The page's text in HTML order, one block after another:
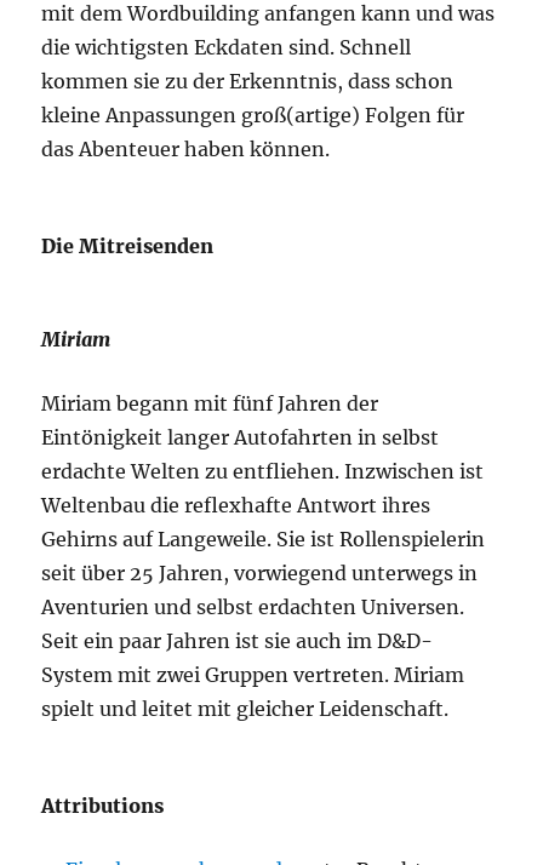
mit dem Wordbuilding anfangen kann und was
die wichtigsten Eckdaten sind. Schnell
kommen sie zu der Erkenntnis, dass schon
kleine Anpassungen groß(artige) Folgen für
das Abenteuer haben können.
Die Mitreisenden
Miriam
Miriam begann mit fünf Jahren der
Eintönigkeit langer Autofahrten in selbst
erdachte Welten zu entfliehen. Inzwischen ist
Weltenbau die reflexhafte Antwort ihres
Gehirns auf Langeweile. Sie ist Rollenspielerin
seit über 25 Jahren, vorwiegend unterwegs in
Aventurien und selbst erdachten Universen.
Seit ein paar Jahren ist sie auch im D&D-
System mit zwei Gruppen vertreten. Miriam
spielt und leitet mit gleicher Leidenschaft.
Attributions